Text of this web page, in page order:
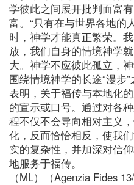
学彼此之间展开批判而富
富。“只有在与世界各地的
时，神学才能真正繁荣。
放，我们自身的情境神学
大。神学不应彼此孤立，神
围绕情境神学的长途“漫步
表明，关于福传与本地化
的宣示或口号。通过对各
程不仅不会导向相对主义
化，反而恰恰相反，使我
实的复杂性，并加深对信
地服务于福传。
（ML）（Agenzia Fides